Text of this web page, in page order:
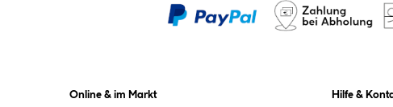
Online & im Markt Hilfe &